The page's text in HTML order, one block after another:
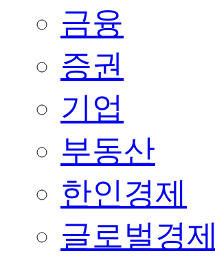
금융
증권
기업
부동산
한인경제
글로벌경제